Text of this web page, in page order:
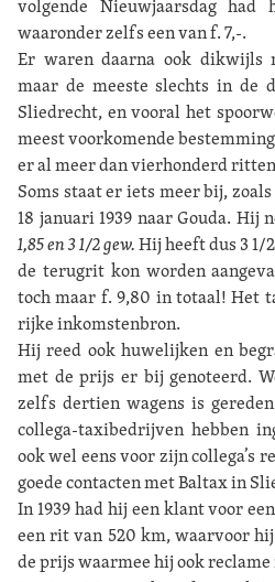
volgende Nieuwjaarsdag
waaronder zelfs een van f. 7,-.
Er waren daarna ook dikwijls
maar de meeste slechts in de
Sliedrecht, en vooral het
meest voorkomende
er al meer dan vierhonderd
Soms staat er iets meer bij,
18 januari 1939 naar Gouda. Hij
1,85 en 3 1/2 gew.Hij heeft dus 3 1/
de terugrit kon worden
toch maar f. 9,80 in totaal! Het
rijke inkomstenbron.
Hij reed ook huwelijken en
met de prijs er bij genoteerd.
zelfs dertien wagens is
collega-taxibedrijven hebben
ook wel eens voor zijn collega’s
goede contacten met Baltax in
In 1939 had hij een klant voor
een rit van 520 km, waarvoor
de prijs waarmee hij ook